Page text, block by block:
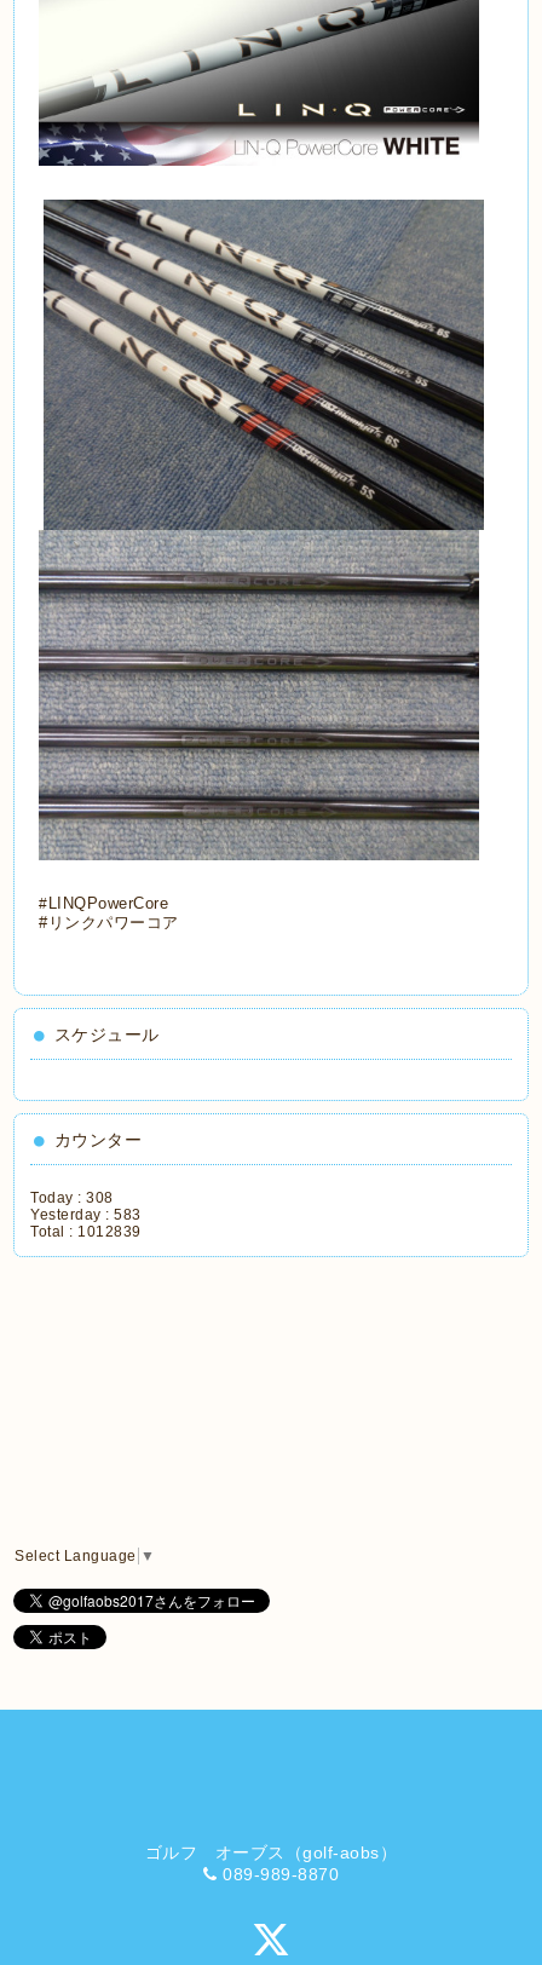
# LINQPowerCore
#リンクパワーコア
スケジュール
カウンター
Today :308
Yesterday :583
Total : 1012839
Select Language ▼
ゴルフ オーブス（golf-aobs）
089-989-8870